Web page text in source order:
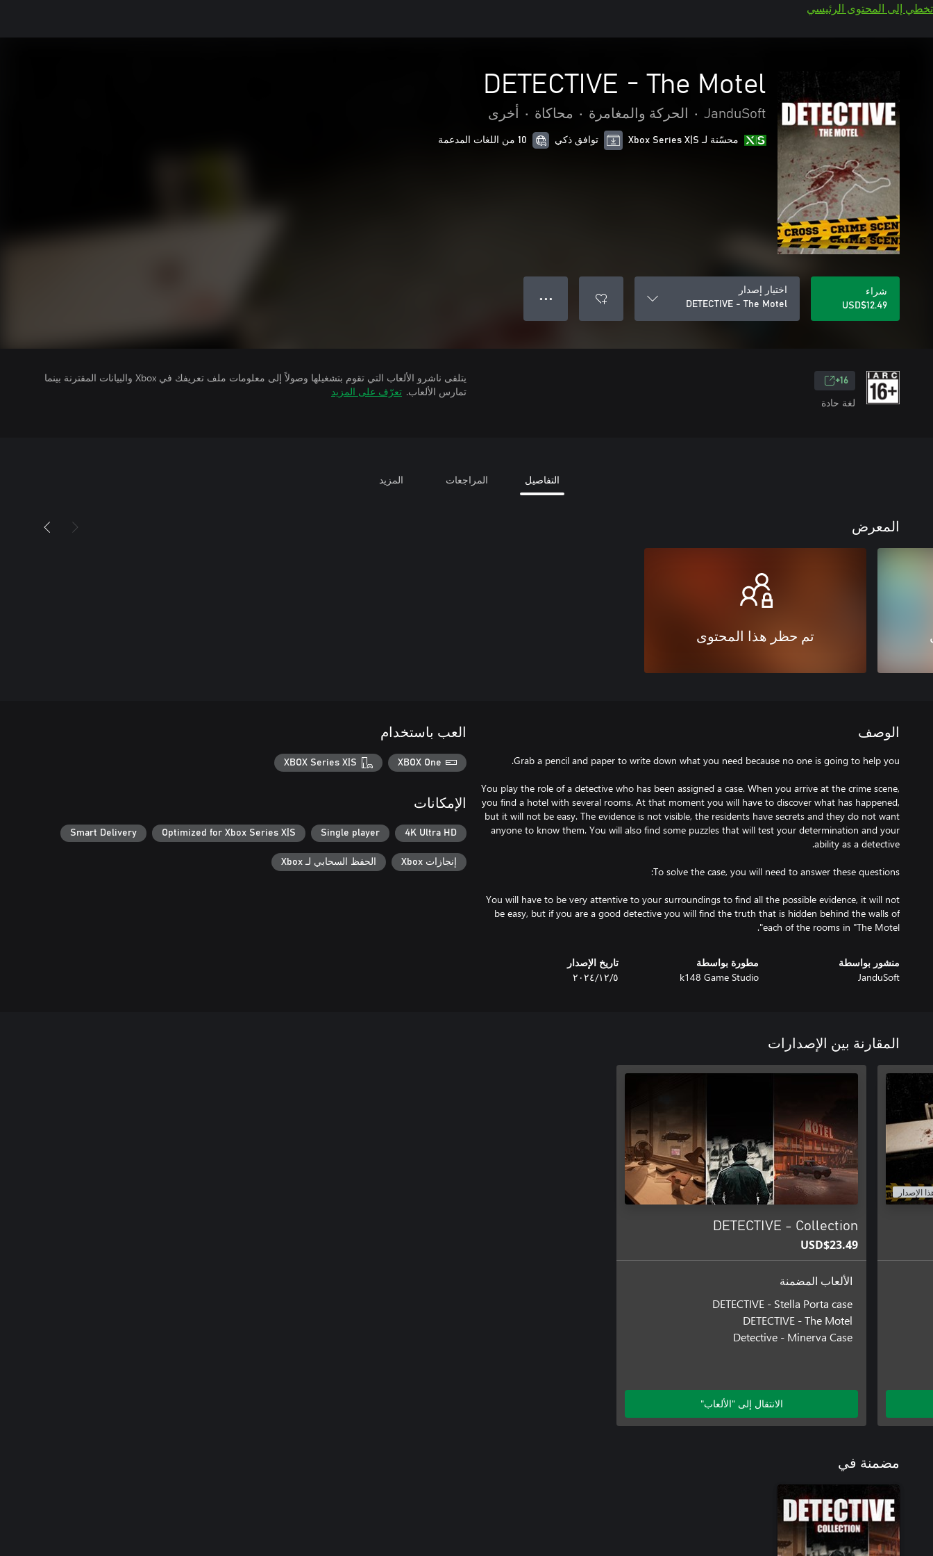
تخطي إلى المحتوى الرئيسي
DETECTIVE - The Motel
JanduSoft
• الحركة والمغامرة • محاكاة • أخرى
محسّنة لـ Xbox Series X|S توافق ذكي 10 من اللغات المدعمة
شراء
USD$12.49
اختيار إصدار
DETECTIVE - The Motel
● ● ●
16+
لغة حادة
يتلقى ناشرو الألعاب التي تقوم بتشغيلها وصولاً إلى معلومات ملف تعريفك في Xbox والبيانات المقترنة بينما
تمارس الألعاب. تعرّف على المزيد
التفاصيل المراجعات المزيد
المعرض
تم حظر هذا المحتوى
الوصف
You play the role of a detective who has been assigned a case. When you arrive at the crime scene,
you find a hotel with several rooms. At that moment you will have to discover what has happened,
but it will not be easy. The evidence is not visible, the residents have secrets and they do not want
anyone to know them. You will also find some puzzles that will test your determination and your
You will have to be very attentive to your surroundings to find all the possible evidence, it will not
be easy, but if you are a good detective you will find the truth that is hidden behind the walls of
each of the rooms in "The Motel".
منشور بواسطة
JanduSoft
مطورة بواسطة
k148 Game Studio
تاريخ الإصدار
٥‏/١٢‏/٢٠٢٤
العب باستخدام
XBOX One
XBOX Series X|S
الإمكانات
4K Ultra HD
Single player
Optimized for Xbox Series X|S
Smart Delivery
إنجازات Xbox الحفظ السحابي لـ Xbox
المقارنة بين الإصدارات
الإصدار
DETECTIVE - Collection
USD$23.49
الألعاب المضمنة
DETECTIVE - Stella Porta case
DETECTIVE - The Motel
Detective - Minerva Case
الانتقال إلى "الألعاب"
مضمنة في